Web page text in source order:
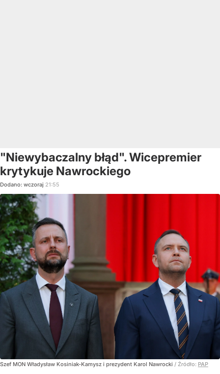
"Niewybaczalny błąd". Wicepremier
krytykuje Nawrockiego
Dodano: wczoraj 21:55
Szef MON Władysław Kosiniak-Kamysz i prezydent Karol Nawrocki / Źródło: PAP